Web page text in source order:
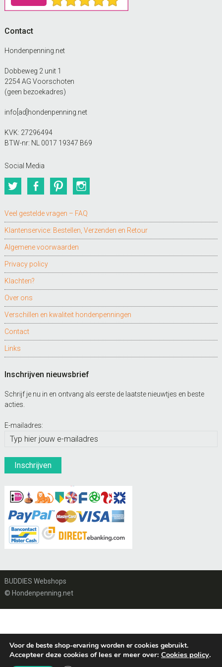
Contact
Hondenpenning.net
Dobbeweg 2 unit 1
2254 AG Voorschoten
(geen bezoekadres)
info[ad]hondenpenning.net
KVK: 27296494
BTW-nr: NL 0017 19347 B69
Social Media
TwitterFacebookPinterest
Veel gestelde vragen – FAQ
Klantenservice: Bestellen, Verzenden en Retour
Algemene voorwaarden
Privacy policy
Klachten?
Over ons
Verschillen en kwaliteit hondenpenningen
Contact
Links
Inschrijven nieuwsbrief
Schrijf je nu in en ontvang als eerste de laatste nieuwtjes en beste
acties.
E-mailadres:
BUDDIES Webshops
© Hondenpenning.net
Voor de beste shop-ervaring worden er cookies gebruikt.
Accepteer deze cookies of lees er meer over: Cookies policy.